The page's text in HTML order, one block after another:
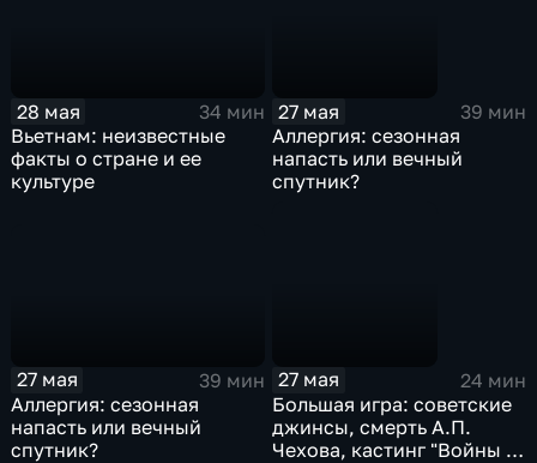
28 мая
34 мин
Вьетнам: неизвестные
факты о стране и ее
культуре
27 мая
39 мин
Аллергия: сезонная
напасть или вечный
спутник?
27 мая
39 мин
Аллергия: сезонная
напасть или вечный
спутник?
27 мая
24 мин
Большая игра: советские
джинсы, смерть А.П.
Чехова, кастинг "Войны и